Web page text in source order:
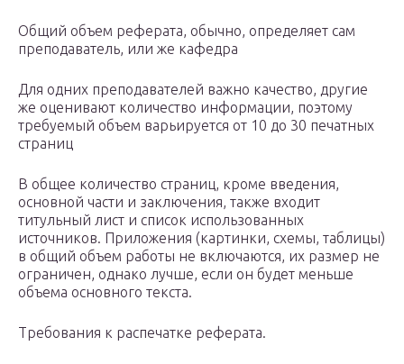
Общий объем реферата, обычно, определяет сам
преподаватель, или же кафедра
Для одних преподавателей важно качество, другие
же оценивают количество информации, поэтому
требуемый объем варьируется от 10 до 30 печатных
страниц
В общее количество страниц, кроме введения,
основной части и заключения, также входит
титульный лист и список использованных
источников. Приложения (картинки, схемы, таблицы)
в общий объем работы не включаются, их размер не
ограничен, однако лучше, если он будет меньше
объема основного текста.
Требования к распечатке реферата.